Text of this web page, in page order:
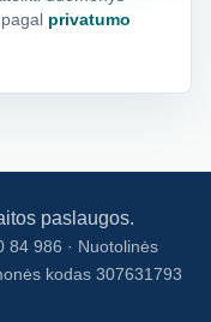
privatumo
paslaugos.
84 986 · Nuotolinės
kodas 307631793